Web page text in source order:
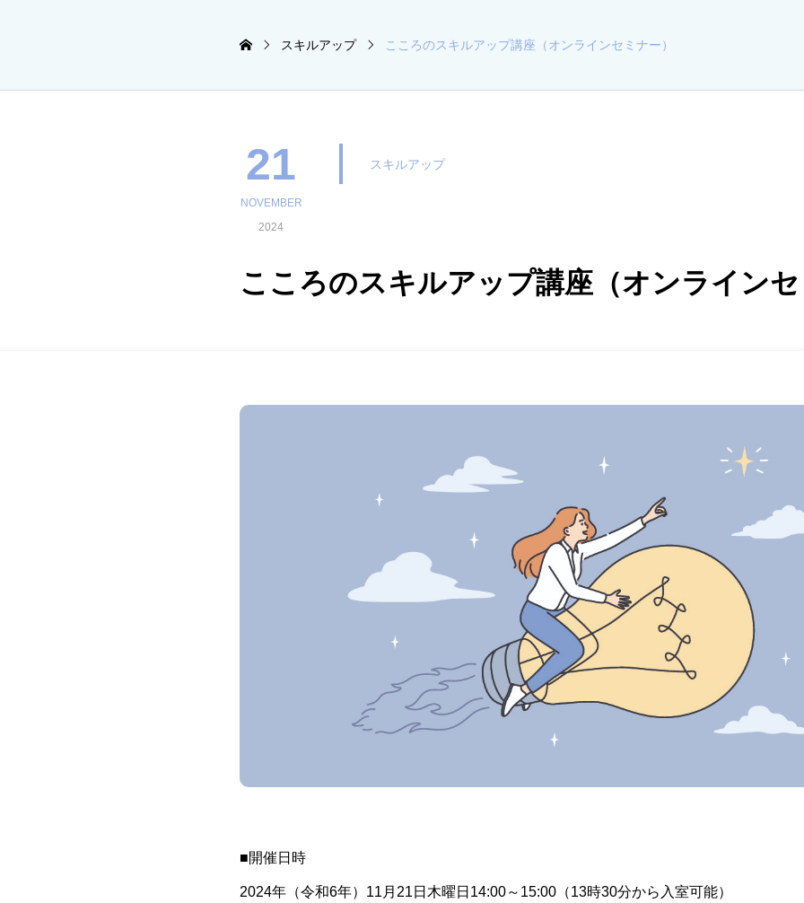
スキルアップ こころのスキルアップ講座（オンラインセミナー）
21
NOVEMBER
2024
スキルアップ
こころのスキルアップ講座（オンライン
■開催日時
2024年（令和6年）11月21日木曜日14:00～15:00（13時30分から入室可能）